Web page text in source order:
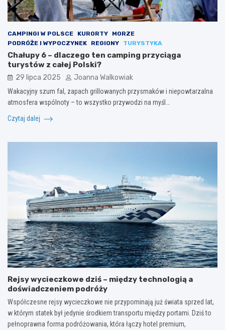
CAMPINGI W POLSCE KURORTY
MORZE
PODRÓŻE I WYPOCZYNEK
REGIONY TURYSTYKA
Chałupy 6 – dlaczego ten camping przyciąga
turystów z całej Polski?
29 lipca 2025 Joanna Walkowiak
Wakacyjny szum fal, zapach grillowanych przysmaków i niepowtarzalna
atmosfera wspólnoty – to wszystko przywodzi na myśl…
Czytaj dalej
Rejsy wycieczkowe dziś – między technologią a
doświadczeniem podróży
Współczesne rejsy wycieczkowe nie przypominają już świata sprzed lat,
w którym statek był jedynie środkiem transportu między portami. Dziś to
pełnoprawna forma podróżowania, która łączy hotel premium,